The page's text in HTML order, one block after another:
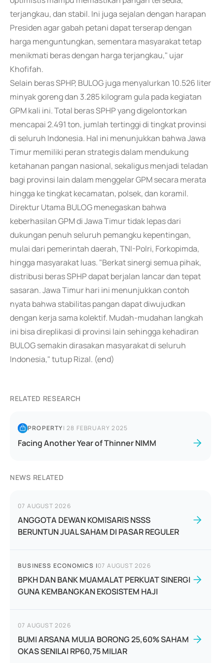
terjangkau, dan stabil. Ini juga sejalan dengan harapan
Presiden agar gabah petani dapat terserap dengan
harga menguntungkan, sementara masyarakat tetap
menikmati beras dengan harga terjangkau," ujar
Khofifah.
Selain beras SPHP, BULOG juga menyalurkan 10.526 liter
minyak goreng dan 3.285 kilogram gula pada kegiatan
GPM kali ini. Total beras SPHP yang digelontorkan
mencapai 2.491 ton, jumlah tertinggi di tingkat provinsi
di seluruh Indonesia. Hal ini menunjukkan bahwa Jawa
Timur memiliki peran strategis dalam mendukung
ketahanan pangan nasional, sekaligus menjadi teladan
bagi provinsi lain dalam menggelar GPM secara merata
hingga ke tingkat kecamatan, polsek, dan koramil.
Direktur Utama BULOG menegaskan bahwa
keberhasilan GPM di Jawa Timur tidak lepas dari
dukungan penuh seluruh pemangku kepentingan,
mulai dari pemerintah daerah, TNI-Polri, Forkopimda,
hingga masyarakat luas. "Berkat sinergi semua pihak,
distribusi beras SPHP dapat berjalan lancar dan tepat
sasaran. Jawa Timur hari ini menunjukkan contoh
nyata bahwa stabilitas pangan dapat diwujudkan
dengan kerja sama kolektif. Mudah-mudahan langkah
ini bisa direplikasi di provinsi lain sehingga kehadiran
BULOG semakin dirasakan masyarakat di seluruh
Indonesia," tutup Rizal. (end)
RELATED RESEARCH
PROPERTY|28 FEBRUARY 2025
Facing Another Year of Thinner NIMM
NEWS RELATED
07 AUGUST 2026
ANGGOTA DEWAN KOMISARIS NSSS
BERUNTUN JUAL SAHAM DI PASAR REGULER
BUSINESS ECONOMICS |07 AUGUST 2026
BPKH DAN BANK MUAMALAT PERKUAT SINERGI
GUNA KEMBANGKAN EKOSISTEM HAJI
07 AUGUST 2026
BUMI ARSANA MULIA BORONG 25,60% SAHAM
OKAS SENILAI RP60,75 MILIAR